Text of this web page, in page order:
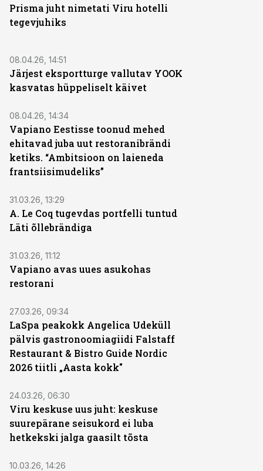
Prisma juht nimetati Viru hotelli
tegevjuhiks
08.04.26, 14:51
Järjest eksportturge vallutav YOOK
kasvatas hüppeliselt käivet
08.04.26, 14:34
Vapiano Eestisse toonud mehed
ehitavad juba uut restoranibrändi
ketiks. “Ambitsioon on laieneda
frantsiisimudeliks”
31.03.26, 13:29
A. Le Coq tugevdas portfelli tuntud
Läti õllebrändiga
31.03.26, 11:12
Vapiano avas uues asukohas
restorani
27.03.26, 09:34
LaSpa peakokk Angelica Udeküll
pälvis gastronoomiagiidi Falstaff
Restaurant & Bistro Guide Nordic
2026 tiitli „Aasta kokk"
24.03.26, 06:30
Viru keskuse uus juht: keskuse
suurepärane seisukord ei luba
hetkekski jalga gaasilt tõsta
10.03.26, 14:26